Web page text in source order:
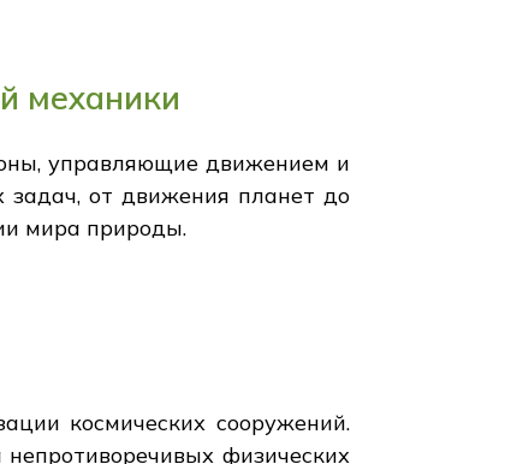
механики
управляющие движением и
задач, от движения планет до
мира природы.
космических сооружений.
физических